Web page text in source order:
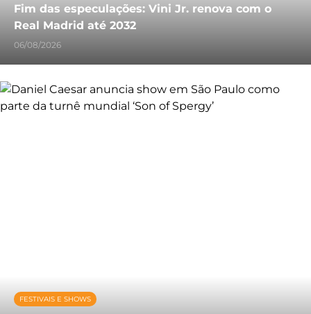
Fim das especulações: Vini Jr. renova com o
Real Madrid até 2032
06/08/2026
FESTIVAIS E SHOWS